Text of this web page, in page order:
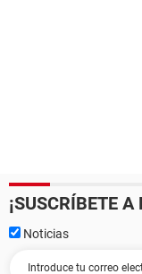
¡SUSCRÍBETE
Noticias